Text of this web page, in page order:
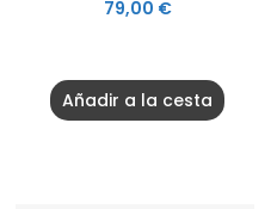
79,00 €
Añadir a la cesta